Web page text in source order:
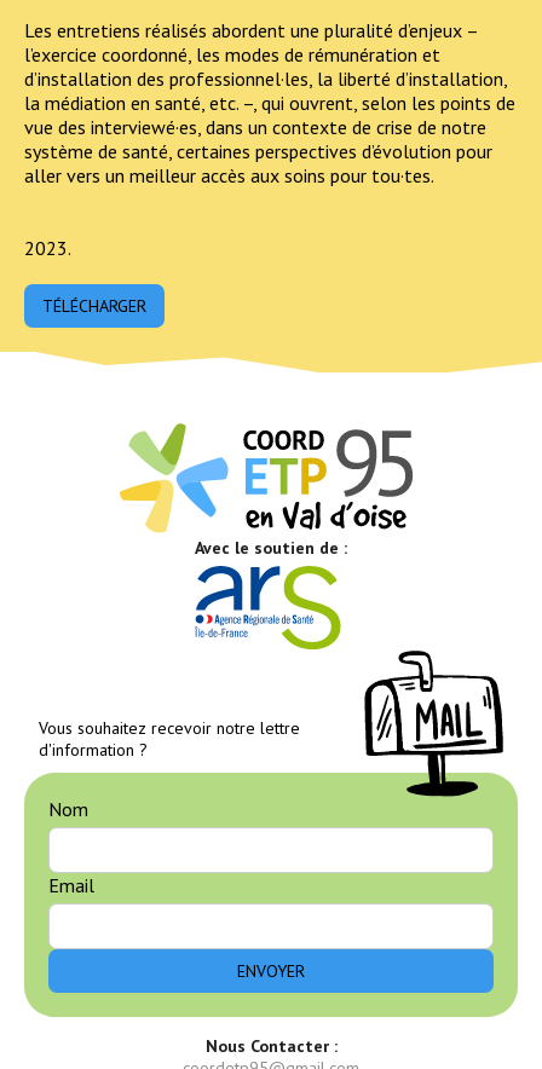
Les entretiens réalisés abordent une pluralité d’enjeux –
l’exercice coordonné, les modes de rémunération et
d’installation des professionnel·les, la liberté d’installation,
la médiation en santé, etc. –, qui ouvrent, selon les points de
vue des interviewé·es, dans un contexte de crise de notre
système de santé, certaines perspectives d’évolution pour
aller vers un meilleur accès aux soins pour tou·tes.
2023.
TÉLÉCHARGER
Avec le soutien de :
Nous Contacter :
Vous souhaitez recevoir notre lettre
d'information ?
Nom
Email